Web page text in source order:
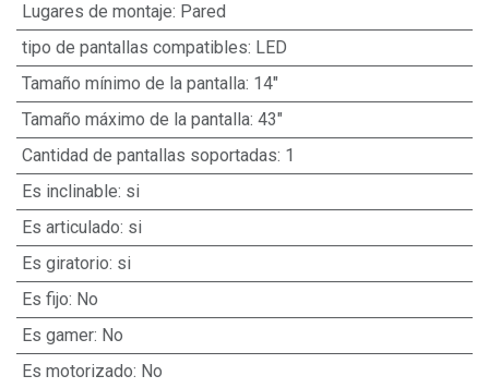
Lugares de montaje: Pared
tipo de pantallas compatibles: LED
Tamaño mínimo de la pantalla: 14"
Tamaño máximo de la pantalla: 43"
Cantidad de pantallas soportadas: 1
Es inclinable: si
Es articulado: si
Es giratorio: si
Es fijo: No
Es gamer: No
Es motorizado: No